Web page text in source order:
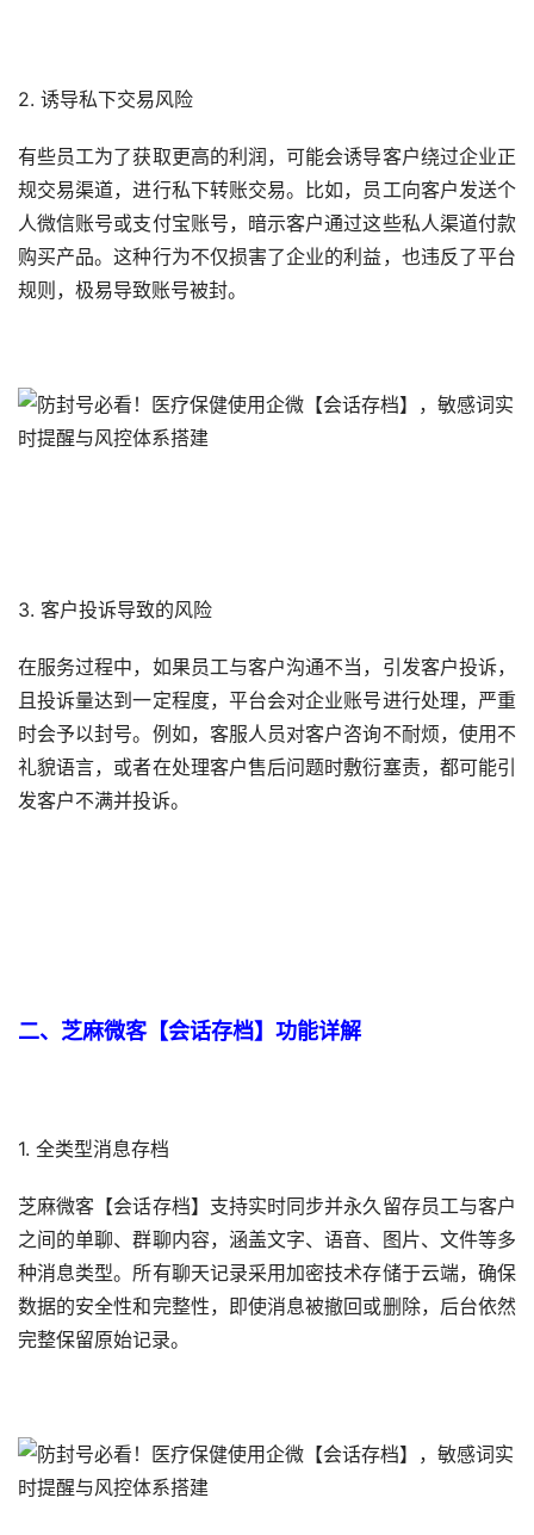
2. 诱导私下交易风险
有些员工为了获取更高的利润，可能会诱导客户绕过企业正
规交易渠道，进行私下转账交易。比如，员工向客户发送个
人微信账号或支付宝账号，暗示客户通过这些私人渠道付款
购买产品。这种行为不仅损害了企业的利益，也违反了平台
规则，极易导致账号被封。
3. 客户投诉导致的风险
在服务过程中，如果员工与客户沟通不当，引发客户投诉，
且投诉量达到一定程度，平台会对企业账号进行处理，严重
时会予以封号。例如，客服人员对客户咨询不耐烦，使用不
礼貌语言，或者在处理客户售后问题时敷衍塞责，都可能引
发客户不满并投诉。
二、芝麻微客【会话存档】功能详解
1. 全类型消息存档
芝麻微客【会话存档】支持实时同步并永久留存员工与客户
之间的单聊、群聊内容，涵盖文字、语音、图片、文件等多
种消息类型。所有聊天记录采用加密技术存储于云端，确保
数据的安全性和完整性，即使消息被撤回或删除，后台依然
完整保留原始记录。